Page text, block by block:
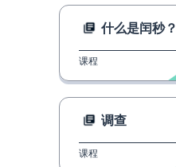
什么是闰秒？
课程
调查
课程